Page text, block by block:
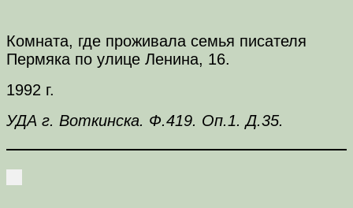
Комната, где проживала семья писателя
Пермяка по улице Ленина, 16.
1992 г.
УДА г. Воткинска. Ф.419. Оп.1. Д.35.